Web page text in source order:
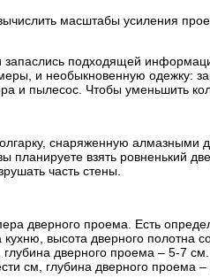
масштабы усиления
подходящей
и необыкновенную одежку:
и пылесос. Чтобы уменьшить
снаряженную
планируете взять
часть стены.
дверного проема. Есть
кухню, высота дверного
дверного проема – 5-7
см, глубина дверного проема –